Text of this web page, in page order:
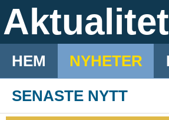
Aktualitet
HEM NYHETER
SENASTE NYTT